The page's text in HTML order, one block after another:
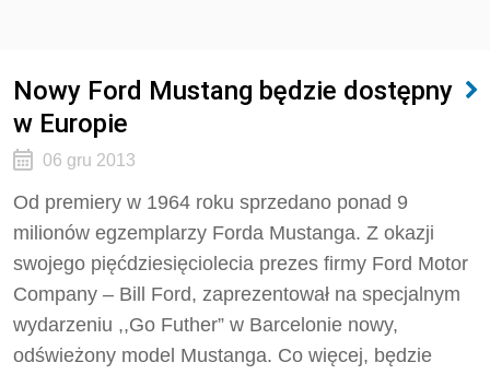
Nowy Ford Mustang będzie dostępny
w Europie
06 gru 2013
Od premiery w 1964 roku sprzedano ponad 9
milionów egzemplarzy Forda Mustanga. Z okazji
swojego pięćdziesięciolecia prezes firmy Ford Motor
Company – Bill Ford, zaprezentował na specjalnym
wydarzeniu ,,Go Futher” w Barcelonie nowy,
odświeżony model Mustanga. Co więcej, będzie